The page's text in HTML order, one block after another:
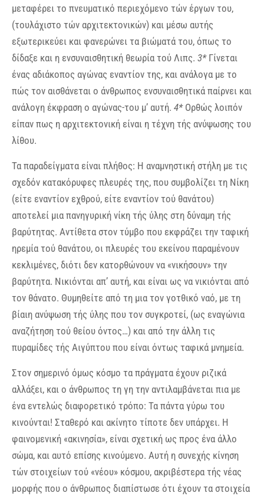
μεταφέρει το πνευματικό περιεχόμενο τών έργων του,
(τουλάχιστο τών αρχιτεκτονικών) και μέσω αυτής
εξωτερικεύει και φανερώνει τα βιώματά του, όπως το
δίδαξε και η ενσυναισθητική θεωρία τού Λιπς. 3*Γίνεται
ένας αδιάκοπος αγώνας εναντίον της, και ανάλογα με το
πώς τον αισθάνεται ο άνθρωπος ενσυναισθητικά παίρνει και
ανάλογη έκφραση ο αγώνας-του μ’ αυτή. 4*Ορθώς λοιπόν
είπαν πως η αρχιτεκτονική είναι η τέχνη τής ανύψωσης του
λίθου.
Τα παραδείγματα είναι πλήθος: Η αναμνηστική στήλη με τις
σχεδόν κατακόρυφες πλευρές της, που συμβολίζει τη Νίκη
(είτε εναντίον εχθρού, είτε εναντίον τού θανάτου)
αποτελεί μια πανηγυρική νίκη τής ύλης στη δύναμη τής
βαρύτητας. Αντίθετα στον τύμβο που εκφράζει την ταφική
ηρεμία τού θανάτου, οι πλευρές του εκείνου παραμένουν
κεκλιμένες, διότι δεν κατορθώνουν να «νικήσουν» την
βαρύτητα. Νικιόνται απ’ αυτή, και είναι ως να νικιόνται από
τον θάνατο. Θυμηθείτε από τη μια τον γοτθικό ναό, με τη
βίαιη ανύψωση τής ύλης που τον συγκροτεί, (ως εναγώνια
αναζήτηση τού θείου όντος…) και από την άλλη τις
πυραμίδες τής Αιγύπτου που είναι όντως ταφικά μνημεία.
Στον σημερινό όμως κόσμο τα πράγματα έχουν ριζικά
αλλάξει, και ο άνθρωπος τη γη την αντιλαμβάνεται πια με
ένα εντελώς διαφορετικό τρόπο: Τα πάντα γύρω του
κινούνται! Σταθερό και ακίνητο τίποτε δεν υπάρχει. Η
φαινομενική «ακινησία», είναι σχετική ως προς ένα άλλο
σώμα, και αυτό επίσης κινούμενο. Αυτή η συνεχής κίνηση
τών στοιχείων τού «νέου» κόσμου, ακριβέστερα τής νέας
μορφής που ο άνθρωπος διαπίστωσε ότι έχουν τα στοιχεία